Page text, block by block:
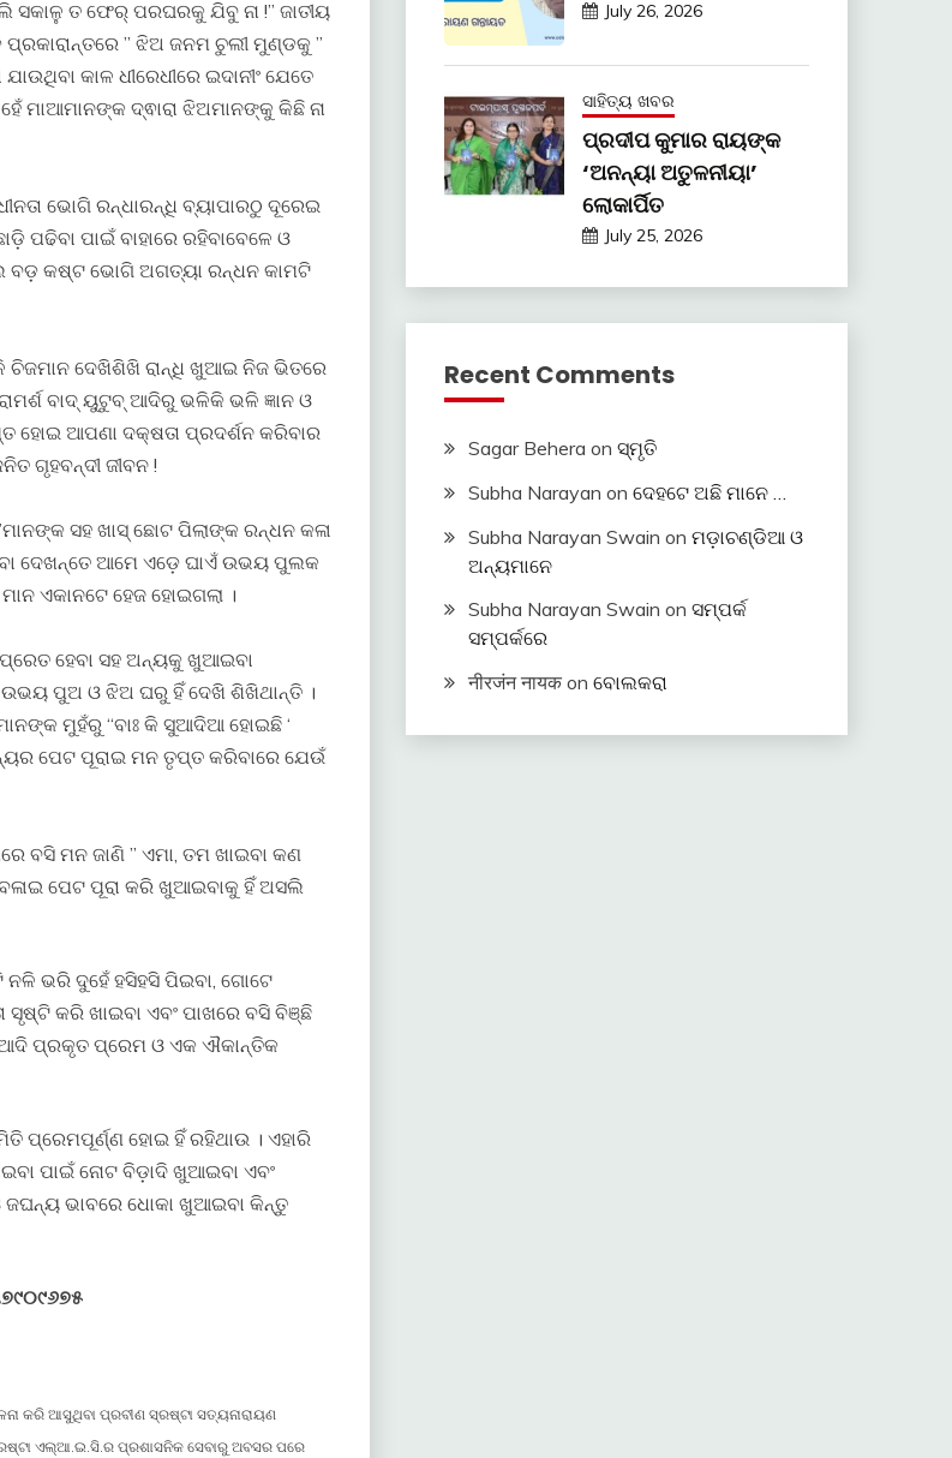
ସକାଳୁ ତ ଫେର୍ ପରଘରକୁ ଯିବୁ ନା !” ଜାତୀୟ
ପ୍ରକାରାନ୍ତରେ ” ଝିଅ ଜନମ ଚୁଲୀ ମୁଣ୍ଡକୁ ”
କାଳ ଧୀରେଧୀରେ ଇଦାନୀଂ ଯେତେ
ମାଆମାନଙ୍କ ଦ୍ଵାରା ଝିଅମାନଙ୍କୁ କିଛି ନା
ଭୋଗି ରନ୍ଧାରନ୍ଧି ବ୍ୟାପାରଠୁ ଦୂରେଇ
ପଢିବା ପାଇଁ ବାହାରେ ରହିବାବେଳେ ଓ
ବଡ଼ କଷ୍ଟ ଭୋଗି ଅଗତ୍ୟା ରନ୍ଧନ କାମଟି
ଦେଖିଶିଖି ରାନ୍ଧି ଖୁଆଇ ନିଜ ଭିତରେ
ବାଦ୍ ୟୁଟୁବ୍ ଆଦିରୁ ଭଳିକି ଭଳି ଜ୍ଞାନ ଓ
ହୋଇ ଆପଣା ଦକ୍ଷତା ପ୍ରଦର୍ଶନ କରିବାର
ଗୃହବନ୍ଦୀ ଜୀବନ !
ସହ ଖାସ୍ ଛୋଟ ପିଲାଙ୍କ ରନ୍ଧନ କଳା
ଦେଖନ୍ତେ ଆମେ ଏଡ଼େ ଘାଏଁ ଉଭୟ ପୁଲକ
ଏକାନଟେ ହେଜ ହୋଇଗଲା ।
ହେବା ସହ ଅନ୍ୟକୁ ଖୁଆଇବା
ଉଭୟ ପୁଅ ଓ ଝିଅ ଘରୁ ହିଁ ଦେଖି ଶିଖିଥାନ୍ତି ।
ମୁହଁରୁ “ବାଃ କି ସୁଆଦିଆ ହୋଇଛି ‘
ପେଟ ପୂରାଇ ମନ ତୃପ୍ତ କରିବାରେ ଯେଉଁ
ବସି ମନ ଜାଣି ” ଏମା, ତମ ଖାଇବା କଣ
ପେଟ ପୂରା କରି ଖୁଆଇବାକୁ ହିଁ ଅସଲି
ଭରି ଦୁହେଁ ହସିହସି ପିଇବା, ଗୋଟେ
କରି ଖାଇବା ଏବଂ ପାଖରେ ବସି ବିଞ୍ଛି
ଆଦି ପ୍ରକୃତ ପ୍ରେମ ଓ ଏକ ଐକାନ୍ତିକ
ପ୍ରେମପୂର୍ଣ୍ଣ ହୋଇ ହିଁ ରହିଥାଉ । ଏହାରି
ପାଇଁ ନୋଟ ବିଡ଼ାଦି ଖୁଆଇବା ଏବଂ
ଜଘନ୍ୟ ଭାବରେ ଧୋକା ଖୁଆଇବା କିନ୍ତୁ
କରି ଆସୁଥିବା ପ୍ରବୀଣ ସ୍ରଷ୍ଟା ସତ୍ୟନାରାୟଣ
ଏଲ୍ଆ.ଇ.ସି.ର ପ୍ରଶାସନିକ ସେବାରୁ ଅବସର ପରେ
July 26, 2026
ସାହିତ୍ୟ ଖବର
ପ୍ରଦୀପ କୁମାର ରାୟଙ୍କ
‘ଅନନ୍ୟା ଅତୁଳନୀୟା’
ଲୋକାର୍ପିତ
July 25, 2026
Recent Comments
Sagar Behera on ସ୍ମୃତି
Subha Narayan on ଦେହଟେ ଅଛି ମାନେ …
Subha Narayan Swain on ମଡ଼ାଚଣ୍ଡିଆ ଓ
ଅନ୍ୟମାନେ
Subha Narayan Swain on ସମ୍ପର୍କ
ସମ୍ପର୍କରେ
नीरजंन नायकon ବୋଲକରା